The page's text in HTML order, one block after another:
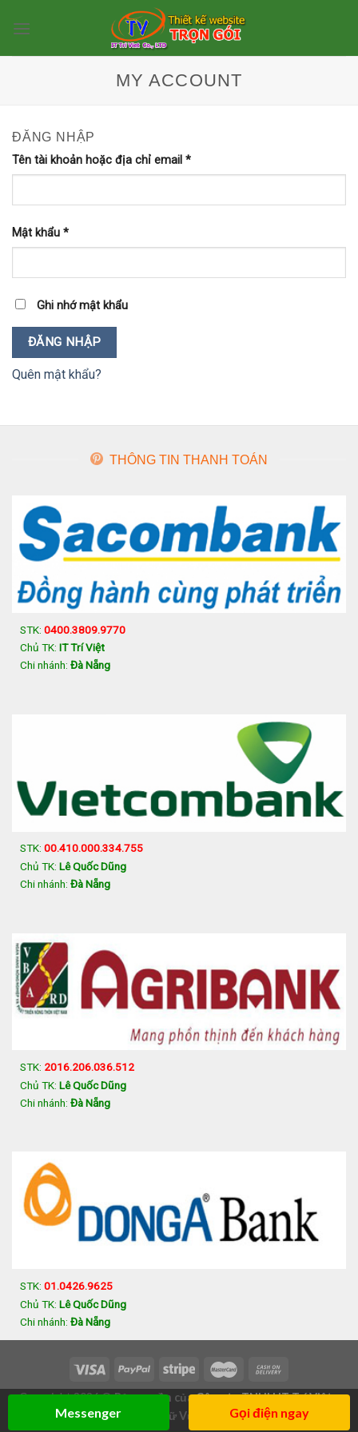
MY ACCOUNT
ĐĂNG NHẬP
Tên tài khoản hoặc địa chỉ email *
Mật khẩu *
Ghi nhớ mật khẩu
ĐĂNG NHẬP
Quên mật khẩu?
THÔNG TIN THANH TOÁN
STK: 0400.3809.9770
Chủ TK: IT Trí Việt
Chi nhánh: Đà Nẵng
STK: 00.410.000.334.755
Chủ TK: Lê Quốc Dũng
Chi nhánh: Đà Nẵng
STK: 2016.206.036.512
Chủ TK: Lê Quốc Dũng
Chi nhánh: Đà Nẵng
STK: 01.0426.9625
Chủ TK: Lê Quốc Dũng
Chi nhánh: Đà Nẵng
Copyright 2026 ©Bản quyền củaCông ty TNHH IT Trí Việt-
354/5 Trưng Nữ Vương, Đà Nẵng
Messenger Gọi điện ngay